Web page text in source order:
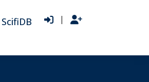
ScifiDB |